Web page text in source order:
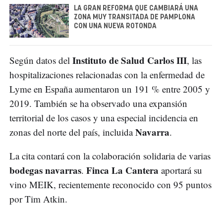
LA GRAN REFORMA QUE CAMBIARÁ UNA
ZONA MUY TRANSITADA DE PAMPLONA
CON UNA NUEVA ROTONDA
Según datos del Instituto de Salud Carlos III, las
hospitalizaciones relacionadas con la enfermedad de
Lyme en España aumentaron un 191 % entre 2005 y
2019. También se ha observado una expansión
territorial de los casos y una especial incidencia en
zonas del norte del país, incluidaNavarra.
La cita contará con la colaboración solidaria de varias
bodegas navarras. Finca La Cantera aportará su
vino MEIK, recientemente reconocido con 95 puntos
por Tim Atkin.